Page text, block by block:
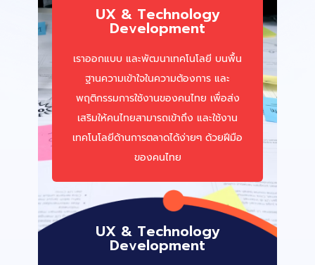
UX & Technology
Development
เราออกแบบ และพัฒนาเทคโนโลยี บนพื้น
ฐานความเข้าใจในความต้องการ และ
พฤติกรรมการใช้งานของคนไทย เพื่อส่ง
เสริมให้คนไทยสามารถเข้าถึง และใช้งาน
เทคโนโลยีด้านการตลาดได้ง่ายๆ ด้วยฝีมือ
ของคนไทย
UX & Technology
Development